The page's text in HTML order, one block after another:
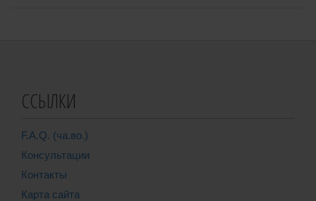
ССЫЛКИ
F.A.Q. (ча.во.)
Консультации
Контакты
Карта сайта